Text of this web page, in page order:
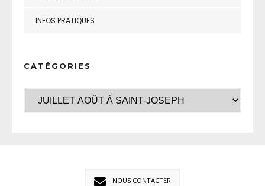
INFOS PRATIQUES
CATÉGORIES
NOUS CONTACTER